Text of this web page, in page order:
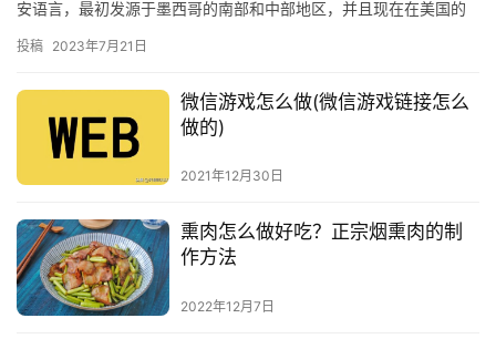
安语言，最初发源于墨西哥的南部和中部地区，并且现在在美国的
许多…
投稿 2023年7月21日
微信游戏怎么做(微信游戏链接怎么
做的)
2021年12月30日
熏肉怎么做好吃？正宗烟熏肉的制
作方法
2022年12月7日